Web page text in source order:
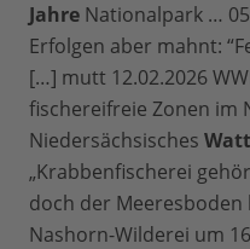
Jahre Nationalpark …
Erfolgen aber mahnt:
[…] mutt 12.02.2026
fischereifreie Zonen im
Niedersächsisches
„Krabbenfischerei
doch der
Nashorn-Wilderei um